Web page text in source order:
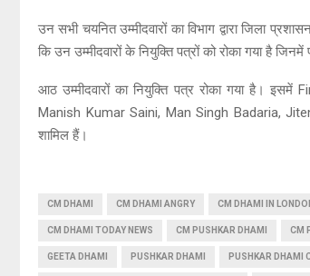
उन सभी चयनित उम्मीदवारों का विभाग द्वारा जिला
कि उन उम्मीदवारों के नियुक्ति पत्रों को रोका गया है
आठ उम्मीदवारों का नियुक्ति पत्र रोका गया है।
Manish Kumar Saini, Man Singh Badaria,
शामिल हैं।
CM DHAMI CM DHAMI ANGRY CM DHAMI IN
CM DHAMI TODAY NEWS CM PUSHKAR DHAMI CM
GEETA DHAMI PUSHKAR DHAMI PUSHKAR DHAMI